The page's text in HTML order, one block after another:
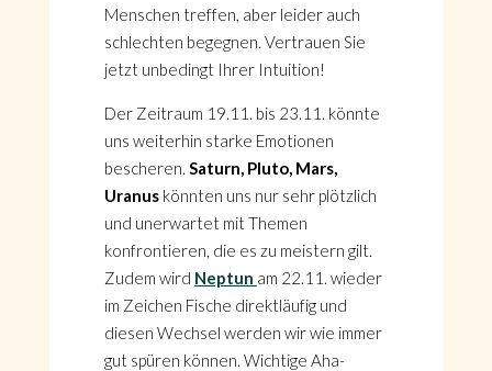
Menschen treffen, aber leider auch
schlechten begegnen. Vertrauen Sie
jetzt unbedingt Ihrer Intuition!
Der Zeitraum 19.11. bis 23.11. könnte
uns weiterhin starke Emotionen
bescheren. Saturn, Pluto, Mars,
Uranuskönnten uns nur sehr plötzlich
und unerwartet mit Themen
konfrontieren, die es zu meistern gilt.
Zudem wird Neptun am 22.11. wieder
im Zeichen Fische direktläufig und
diesen Wechsel werden wir wie immer
gut spüren können. Wichtige Aha-